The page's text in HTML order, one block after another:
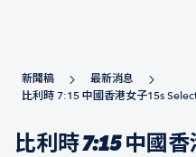
新聞稿
最新消息
比利時 7:15 中國香港女子15s
比利時 7:15 中國